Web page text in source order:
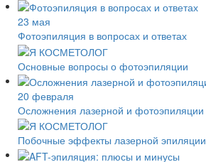
23 мая
Фотоэпиляция в вопросах и ответах
Основные вопросы о фотоэпиляции
20 февраля
Осложнения лазерной и фотоэпиляции
Побочные эффекты лазерной эпиляции